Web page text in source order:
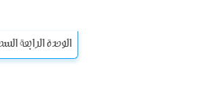
الوحدة الرابعة